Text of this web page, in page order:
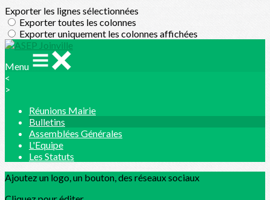
Exporter les lignes sélectionnées
Exporter toutes les colonnes
Exporter uniquement les colonnes affichées
Menu
<
>
Réunions Mairie
Bulletins
Assemblées Générales
L'Equipe
Les Statuts
Ajoutez un logo, un bouton, des réseaux sociaux